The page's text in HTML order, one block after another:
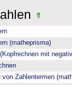
(matheprisma)
(Kopfrechnen mit
von Zahlentermen